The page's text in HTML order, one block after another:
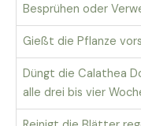
Besprühen oder
Gießt die Pflanze
Düngt die Calathea
alle drei bis vier